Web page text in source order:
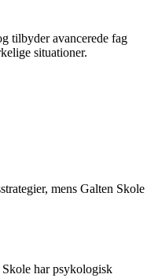
tilbyder avancerede fag
situationer.
mens Galten Skole
har psykologisk